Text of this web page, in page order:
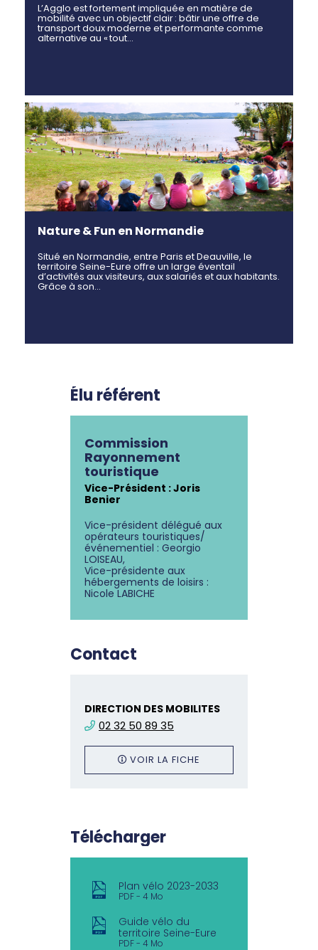
L’Agglo est fortement impliquée en matière de
mobilité avec un objectif clair : bâtir une offre de
transport doux moderne et performante comme
alternative au « tout…
Nature & Fun en Normandie
Situé en Normandie, entre Paris et Deauville, le
territoire Seine-Eure offre un large éventail
d’activités aux visiteurs, aux salariés et aux habitants.
Grâce à son…
Élu référent
Commission
Rayonnement
touristique
Vice-Président : Joris
Benier
Vice-président délégué aux
opérateurs touristiques/
événementiel : Georgio
LOISEAU,
Vice-présidente aux
hébergements de loisirs :
Nicole LABICHE
Contact
DIRECTION DES MOBILITES
02 32 50 89 35
VOIR LA FICHE
Télécharger
Plan vélo 2023-2033
PDF 4 Mo
Guide vélo du
territoire Seine-Eure
PDF 4 Mo